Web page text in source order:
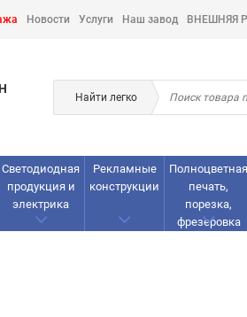
Новости Услуги Наш завод ВНЕШНЯЯ
Найти легко
Светодиодная
продукция и
электрика
Рекламные
конструкции
Полноцветная
печать,
порезка,
фрезеровка